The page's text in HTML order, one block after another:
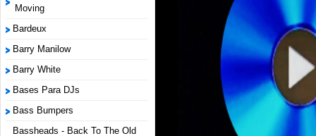
Moving
Bardeux
Barry Manilow
Barry White
Bases Para DJs
Bass Bumpers
Bassheads - Back To The Old